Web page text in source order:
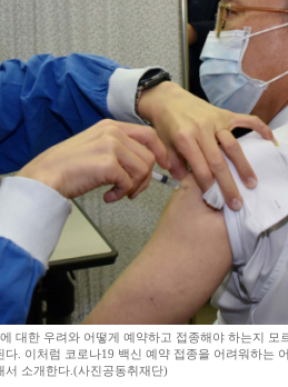
대한 우려와 어떻게 예약하고 접종해야 하는지 모
. 이처럼 코로나19 백신 예약 접종을 어려워하는
서 소개한다.(사진공동취재단)